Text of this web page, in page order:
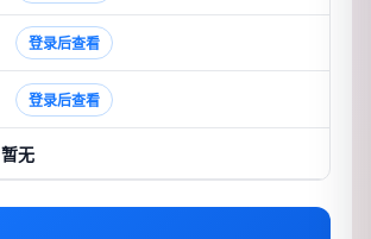
登录后查看
登录后查看
暂无